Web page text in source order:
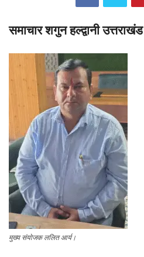
समाचार शगुन हल्द्वानी उत्तराखंड
मुख्य संयोजक ललित आर्य।